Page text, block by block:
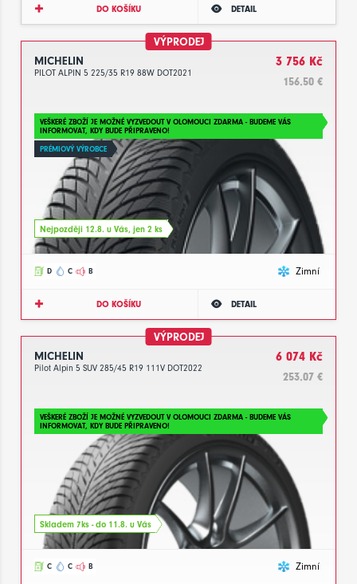
DO KOŠÍKU DETAIL
VÝPRODEJ
MICHELIN
PILOT ALPIN 5 225/35 R19 88W DOT2021
3 756 Kč
156.50 €
VEŠKERÉ ZBOŽÍ JE MOŽNÉ VYZVEDOUT V OLOMOUCI ZDARMA - BUDEME VÁS
INFORMOVAT, KDY BUDE PŘIPRAVENO!
PRÉMIOVÝ VÝROBCE
Nejpozději 12.8. u Vás, jen 2 ks
D C B Zimní
DO KOŠÍKU DETAIL
VÝPRODEJ
MICHELIN
Pilot Alpin 5 SUV 285/45 R19 111V DOT2022
6 074 Kč
253.07 €
VEŠKERÉ ZBOŽÍ JE MOŽNÉ VYZVEDOUT V OLOMOUCI ZDARMA - BUDEME VÁS
INFORMOVAT, KDY BUDE PŘIPRAVENO!
Skladem 7ks - do 11.8. u Vás
C C B Zimní